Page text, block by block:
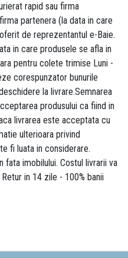
rapid sau firma
partenera (la data in care
de reprezentantul e-Baie.
in care produsele se afla in
pentru colete trimise Luni -
corespunzator bunurile
la livrare.Semnarea
produsului ca fiind in
livrarea este acceptata cu
ulterioara privind
fi luata in considerare.
fata imobilului. Costul livrarii va
in 14 zile - 100% banii